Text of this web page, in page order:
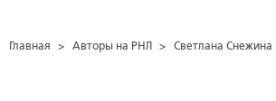
Главная > Авторы на РНЛ > Светлана Снежина